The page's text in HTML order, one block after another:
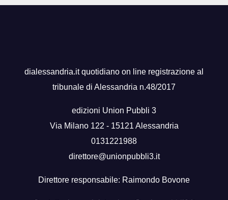
dialessandria.it quotidiano on line registrazione al
tribunale di Alessandria n.48/2017
edizioni Union Pubbli 3
Via Milano 122 - 15121 Alessandria
0131221988
direttore@unionpubbli3.it
Direttore responsabile: Raimondo Bovone